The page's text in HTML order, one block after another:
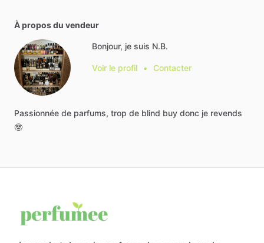
À propos du vendeur
Bonjour, je suis N.B.
Voir le profil • Contacter
Passionnée de parfums, trop de blind buy donc je revends
🤓